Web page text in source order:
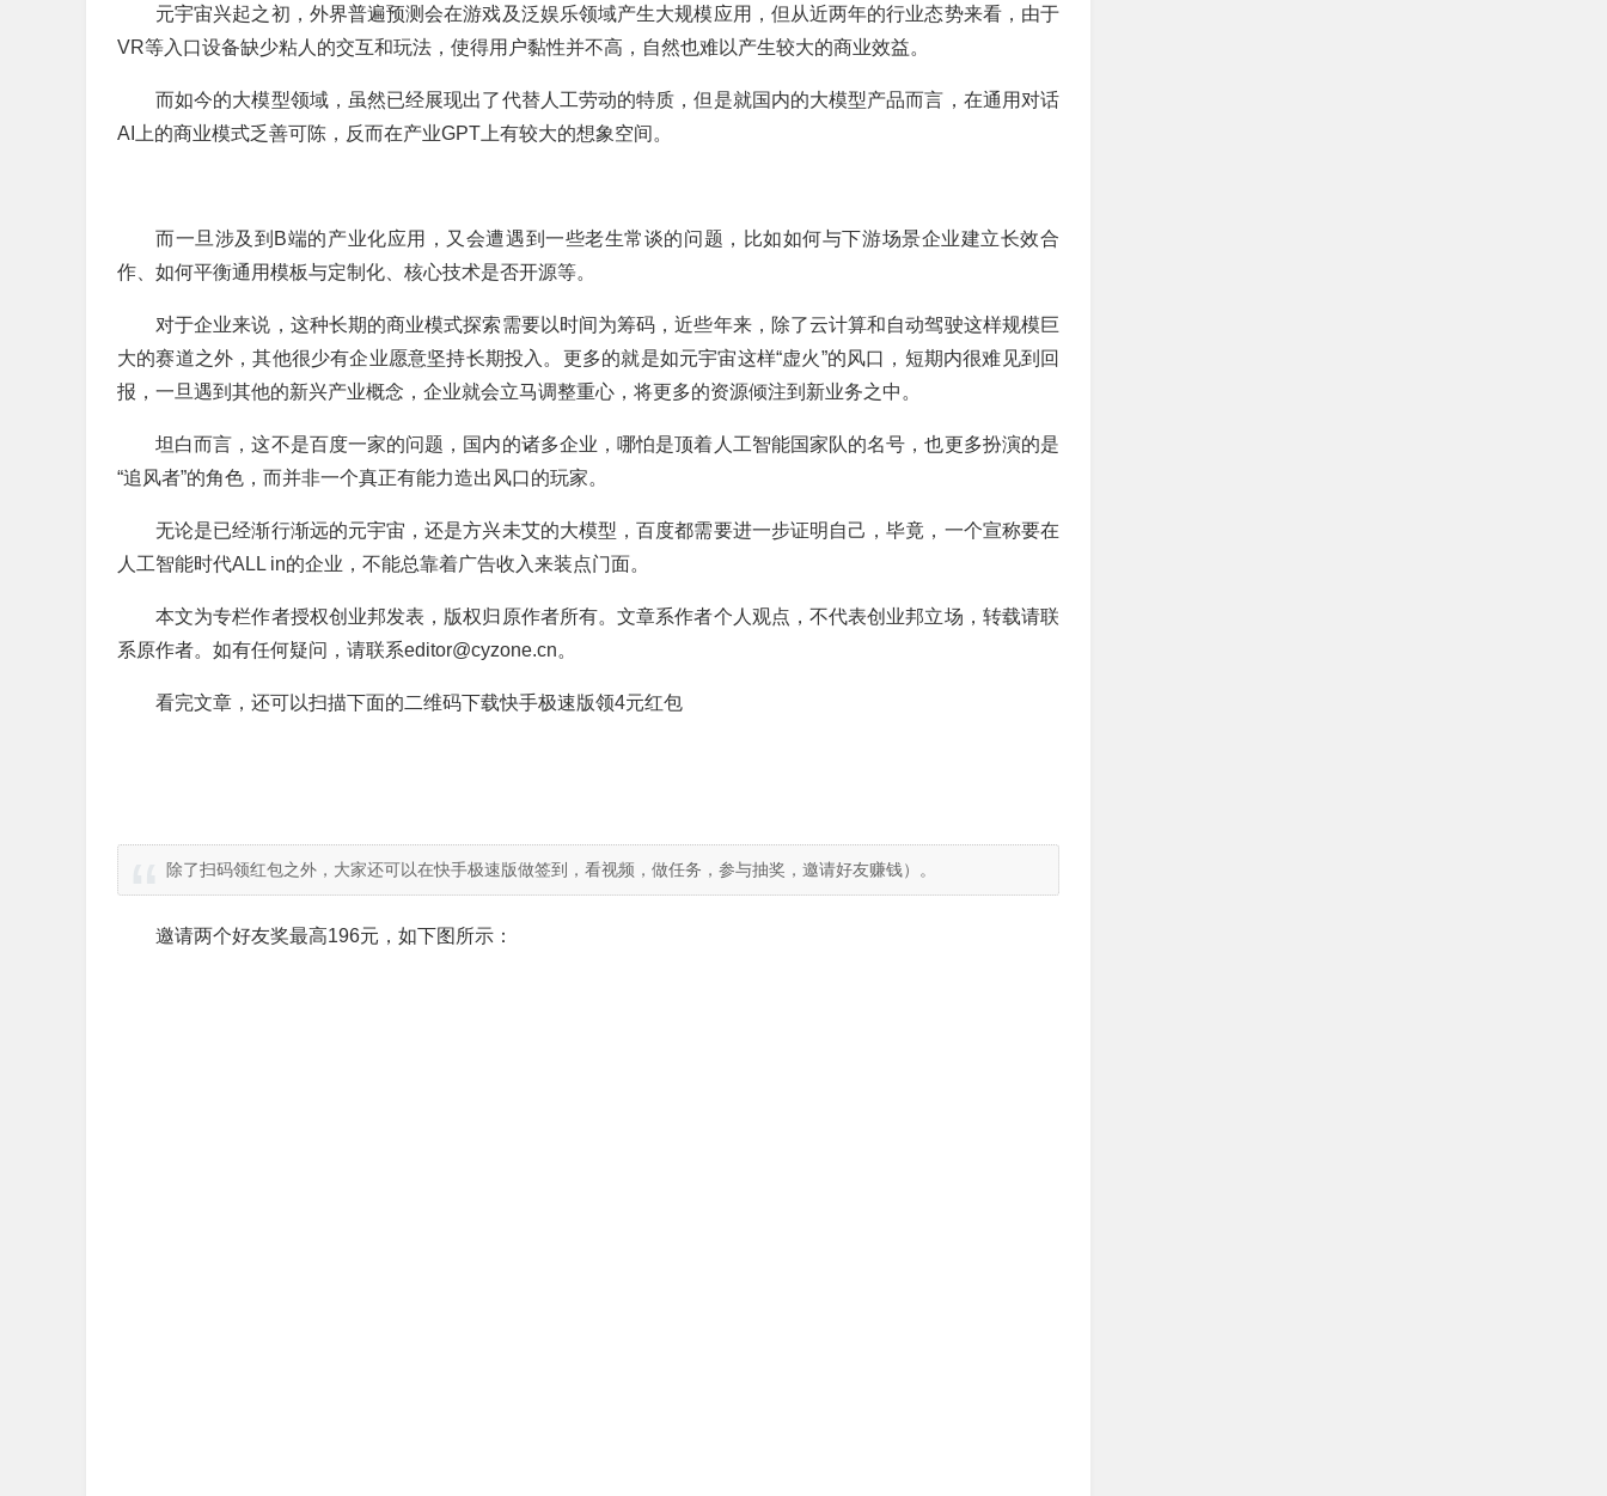
元宇宙兴起之初，外界普遍预测会在游戏及泛娱乐领域产生大规模应用，但从近两年的行业态势来看，由于
VR等入口设备缺少粘人的交互和玩法，使得用户黏性并不高，自然也难以产生较大的商业效益。
而如今的大模型领域，虽然已经展现出了代替人工劳动的特质，但是就国内的大模型产品而言，在通用对话
AI上的商业模式乏善可陈，反而在产业GPT上有较大的想象空间。
而一旦涉及到B端的产业化应用，又会遭遇到一些老生常谈的问题，比如如何与下游场景企业建立长效合
作、如何平衡通用模板与定制化、核心技术是否开源等。
对于企业来说，这种长期的商业模式探索需要以时间为筹码，近些年来，除了云计算和自动驾驶这样规模巨
大的赛道之外，其他很少有企业愿意坚持长期投入。更多的就是如元宇宙这样“虚火”的风口，短期内很难见到回
报，一旦遇到其他的新兴产业概念，企业就会立马调整重心，将更多的资源倾注到新业务之中。
坦白而言，这不是百度一家的问题，国内的诸多企业，哪怕是顶着人工智能国家队的名号，也更多扮演的是
“追风者”的角色，而并非一个真正有能力造出风口的玩家。
无论是已经渐行渐远的元宇宙，还是方兴未艾的大模型，百度都需要进一步证明自己，毕竟，一个宣称要在
人工智能时代ALL in的企业，不能总靠着广告收入来装点门面。
本文为专栏作者授权创业邦发表，版权归原作者所有。文章系作者个人观点，不代表创业邦立场，转载请联
系原作者。如有任何疑问，请联系editor@cyzone.cn。
看完文章，还可以扫描下面的二维码下载快手极速版领4元红包
除了扫码领红包之外，大家还可以在快手极速版做签到，看视频，做任务，参与抽奖，邀请好友赚钱）。
邀请两个好友奖最高196元，如下图所示：